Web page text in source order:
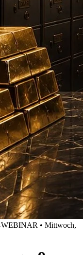
• Mittwoch,